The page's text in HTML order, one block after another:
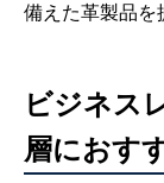
備えた革製品を
ビジネス
層におす